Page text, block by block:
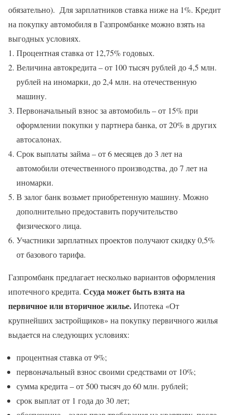
обязательно). Для зарплатников ставка ниже на 1%. Кредит
на покупку автомобиля в Газпромбанке можно взять на
выгодных условиях.
Процентная ставка от 12,75% годовых.
Величина автокредита – от 100 тысяч рублей до 4,5 млн.
рублей на иномарки, до 2,4 млн. на отечественную
машину.
Первоначальный взнос за автомобиль – от 15% при
оформлении покупки у партнера банка, от 20% в других
автосалонах.
Срок выплаты займа – от 6 месяцев до 3 лет на
автомобили отечественного производства, до 7 лет на
иномарки.
В залог банк возьмет приобретенную машину. Можно
дополнительно предоставить поручительство
физического лица.
Участники зарплатных проектов получают скидку 0,5%
от базового тарифа.
Газпромбанк предлагает несколько вариантов оформления
ипотечного кредита. Ссуда может быть взята на
первичное или вторичное жилье.Ипотека «От
крупнейших застройщиков» на покупку первичного жилья
выдается на следующих условиях:
процентная ставка от 9%;
первоначальный взнос своими средствами от 10%;
сумма кредита – от 500 тысяч до 60 млн. рублей;
срок выплат от 1 года до 30 лет;